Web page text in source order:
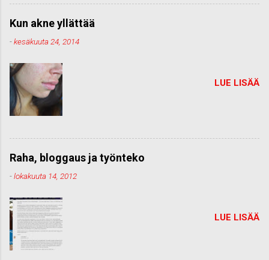
Kun akne yllättää
-kesäkuuta 24, 2014
LUE LISÄÄ
Raha, bloggaus ja työnteko
-lokakuuta 14, 2012
LUE LISÄÄ